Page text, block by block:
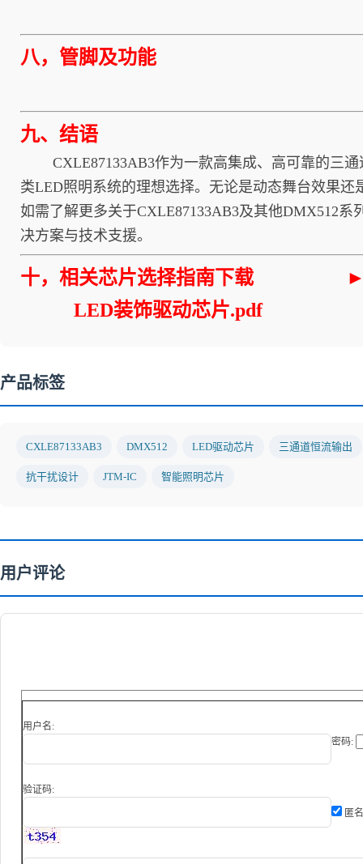
八， 管脚及功能
九、结语
CXLE87133AB3作为一款高集成、高可靠的三通
类LED照明系统的理想选择。无论是动态舞台效果
如需了解更多关于CXLE87133AB3及其他DMX512系
决方案与技术支援。
十， 相关芯片选择指南下载
LED装饰驱动芯片.pdf
产品标签
CXLE87133AB3 DMX512 LED驱动芯片 三通道恒流输出
抗干扰设计 JTM-IC 智能照明芯片
用户评论
用户名:
密码:
验证码:
匿